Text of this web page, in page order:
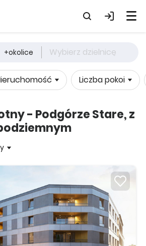
+okolice Wybierz dzielnicę
Liczba pokoi
- Podgórze Stare, z